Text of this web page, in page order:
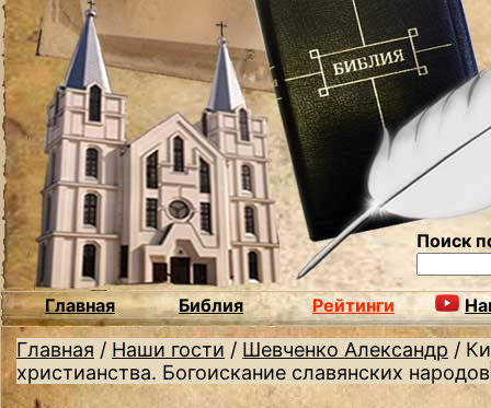
Поиск
Главная Библия Рейтинги
Главная / Наши гости / Шевченко Александр /
христианства. Богоискание славянских народов